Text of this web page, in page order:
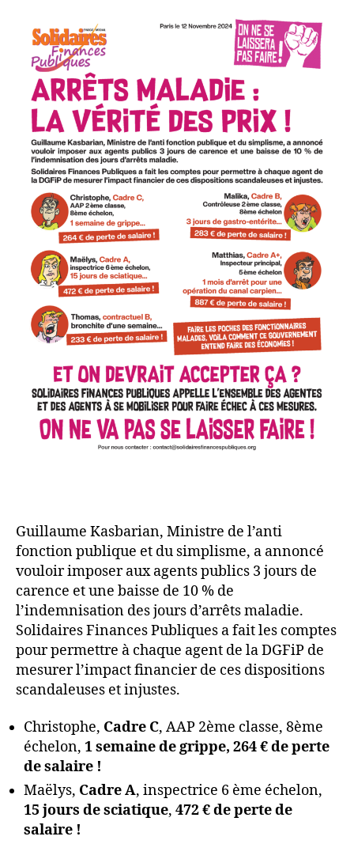
Guillaume Kasbarian, Ministre de l’anti
fonction publique et du simplisme, a annoncé
vouloir imposer aux agents publics 3 jours de
carence et une baisse de 10 % de
l’indemnisation des jours d’arrêts maladie.
Solidaires Finances Publiques a fait les comptes
pour permettre à chaque agent de la DGFiP de
mesurer l’impact financier de ces dispositions
scandaleuses et injustes.
Christophe, Cadre C, AAP 2ème classe, 8ème
échelon, 1 semaine de grippe, 264 € de perte
de salaire !
Maëlys, Cadre A, inspectrice 6 ème échelon,
15 jours de sciatique, 472 € de perte de
salaire !